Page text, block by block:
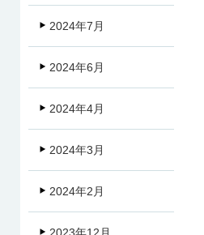
2024年7月
2024年6月
2024年4月
2024年3月
2024年2月